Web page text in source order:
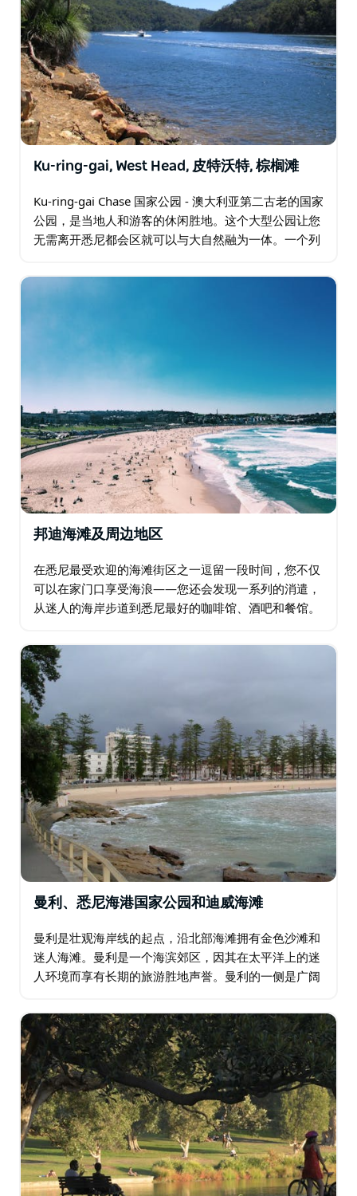
Ku-ring-gai, West Head, 皮特沃特, 棕榈滩
Ku-ring-gai Chase 国家公园 - 澳大利亚第二古老的国家
公园，是当地人和游客的休闲胜地。这个大型公园让您
无需离开悉尼都会区就可以与大自然融为一体。一个列
美景…
邦迪海滩及周边地区
在悉尼最受欢迎的海滩街区之一逗留一段时间，您不仅
可以在家门口享受海浪——您还会发现一系列的消遣，
从迷人的海岸步道到悉尼最好的咖啡馆、酒吧和餐馆。
拥有价值数百万美元的美景。
曼利、悉尼海港国家公园和迪威海滩
曼利是壮观海岸线的起点，沿北部海滩拥有金色沙滩和
迷人海滩。曼利是一个海滨郊区，因其在太平洋上的迷
人环境而享有长期的旅游胜地声誉。曼利的一侧是广阔
产名录的前检疫站位于北头，一直运营到 1980…